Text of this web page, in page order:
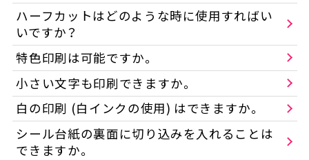
ハーフカットはどのような時に使用すればい
いですか？
特色印刷は可能ですか。
小さい文字も印刷できますか。
白の印刷 (白インクの使用) はできますか。
シール台紙の裏面に切り込みを入れることは
できますか。